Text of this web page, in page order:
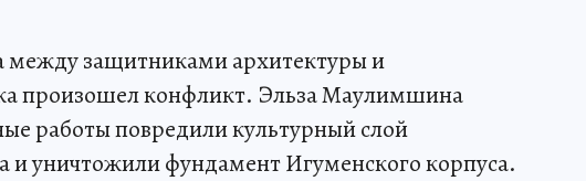
между защитниками архитектуры и
произошел конфликт. Эльза Маулимшина
работы повредили культурный слой
и уничтожили фундамент Игуменского корпуса.